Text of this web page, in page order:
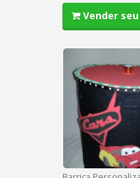
Vender